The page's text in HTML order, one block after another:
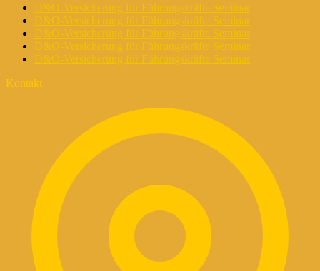
D&O-Versicherung für Führungskräfte Seminar
D&O-Versicherung für Führungskräfte Seminar
D&O-Versicherung für Führungskräfte Seminar
D&O-Versicherung für Führungskräfte Seminar
D&O-Versicherung für Führungskräfte Seminar
Kontakt